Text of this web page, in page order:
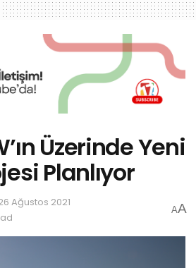
Üzerinde Yeni
Planlıyor
Ağustos 2021
AA